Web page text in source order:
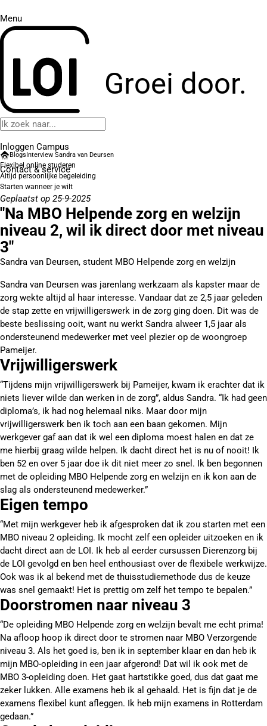
Menu
Groei door.
Inloggen Campus
Contact& service
BlogsInterview Sandra van Deursen
Flexibel online studeren
Altijd persoonlijke begeleiding
Starten wanneer je wilt
Geplaatst op 25-9-2025
"Na MBO Helpende zorg en welzijn
niveau 2, wil ik direct door met niveau
3"
Sandra van Deursen, student MBO Helpende zorg en welzijn
Sandra van Deursen was jarenlang werkzaam als kapster maar de
zorg wekte altijd al haar interesse. Vandaar dat ze 2,5 jaar geleden
de stap zette en vrijwilligerswerk in de zorg ging doen. Dit was de
beste beslissing ooit, want nu werkt Sandra alweer 1,5 jaar als
ondersteunend medewerker met veel plezier op de woongroep
Pameijer.
Vrijwilligerswerk
“Tijdens mijn vrijwilligerswerk bij Pameijer, kwam ik erachter dat ik
niets liever wilde dan werken in de zorg”, aldus Sandra. “Ik had geen
diploma’s, ik had nog helemaal niks. Maar door mijn
vrijwilligerswerk ben ik toch aan een baan gekomen. Mijn
werkgever gaf aan dat ik wel een diploma moest halen en dat ze
me hierbij graag wilde helpen. Ik dacht direct het is nu of nooit! Ik
ben 52 en over 5 jaar doe ik dit niet meer zo snel. Ik ben begonnen
met de opleiding MBO Helpende zorg en welzijn en ik kon aan de
slag als ondersteunend medewerker.”
Eigen tempo
“Met mijn werkgever heb ik afgesproken dat ik zou starten met een
MBO niveau 2 opleiding. Ik mocht zelf een opleider uitzoeken en ik
dacht direct aan de LOI. Ik heb al eerder cursussen Dierenzorg bij
de LOI gevolgd en ben heel enthousiast over de flexibele werkwijze.
Ook was ik al bekend met de thuisstudiemethode dus de keuze
was snel gemaakt! Het is prettig om zelf het tempo te bepalen.”
Doorstromen naar niveau 3
“De opleiding MBO Helpende zorg en welzijn bevalt me echt prima!
Na afloop hoop ik direct door te stromen naar MBO Verzorgende
niveau 3. Als het goed is, ben ik in september klaar en dan heb ik
mijn MBO-opleiding in een jaar afgerond! Dat wil ik ook met de
MBO 3-opleiding doen. Het gaat hartstikke goed, dus dat gaat me
zeker lukken. Alle examens heb ik al gehaald. Het is fijn dat je de
examens flexibel kunt afleggen. Ik heb mijn examens in Rotterdam
gedaan.”